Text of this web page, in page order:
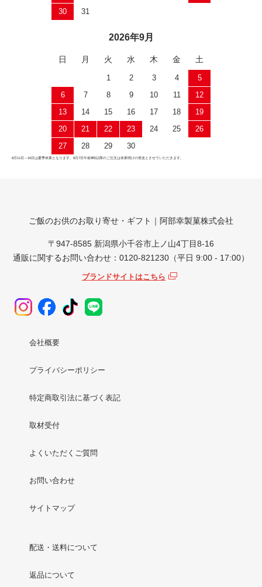
30
31
2026年9月
日 月 火 水 木 金 土
1 2 3 4
5
6
7 8 9 10 11
12
13
14 15 16 17 18
19
20
21 22 23 24 25
26
27
28 29 30
8月11日～16日は夏季休業となります。8月7日午前8時以降のご注文は休業明けの発送とさせていただきます。
ご飯のお供のお取り寄せ・ギフト｜阿部幸製菓株式会社
〒947-8585 新潟県小千谷市上ノ山4丁目8-16
通販に関するお問い合わせ：0120-821230（平日 9:00 - 17:00）
ブランドサイトはこちら
会社概要
プライバシーポリシー
特定商取引法に基づく表記
取材受付
よくいただくご質問
お問い合わせ
サイトマップ
配送・送料について
返品について